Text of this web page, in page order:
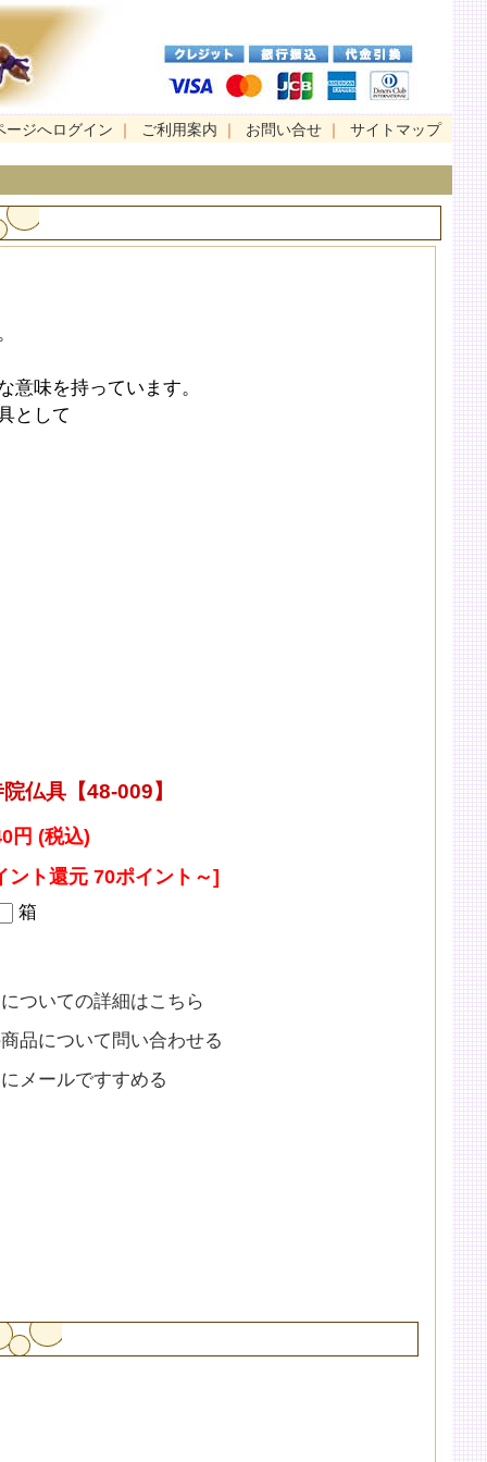
ージへログイン ｜ ご利用案内 ｜ お問い合せ ｜ サイトマップ
味を持っています。
として
仏具【48-009】
円 (税込)
ント還元 70ポイント～]
箱
ついての詳細はこちら
品について問い合わせる
メールですすめる